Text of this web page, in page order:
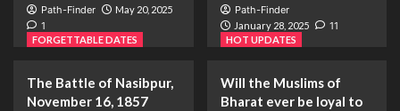
Path-Finder May 20, 2025
1
Path-Finder
January 28, 2025 11
FORGETTABLE DATES
The Battle of Nasibpur,
November 16, 1857
HOT UPDATES
Will the Muslims of
Bharat ever be loyal to